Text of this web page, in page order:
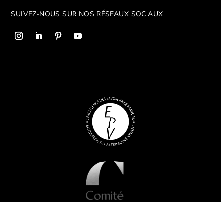
SUIVEZ-NOUS SUR NOS RÉSEAUX SOCIAUX